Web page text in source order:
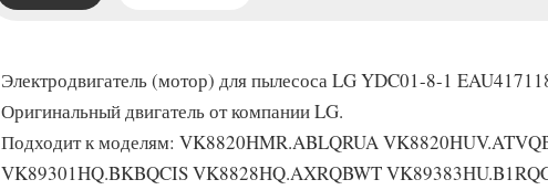
Электродвигатель (мотор) для пылесоса LG YDC01-8-1
Оригинальный двигатель от компании LG.
Подходит к моделям: VK8820HMR.ABLQRUA
VK89301HQ.BKBQCIS VK8828HQ.AXRQBWT